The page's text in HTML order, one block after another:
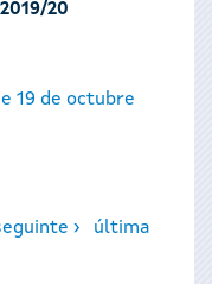
20
19 de octubre
›
última